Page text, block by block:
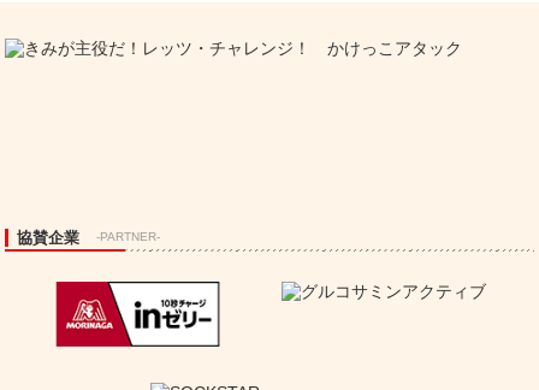
協賛企業 -PARTNER-